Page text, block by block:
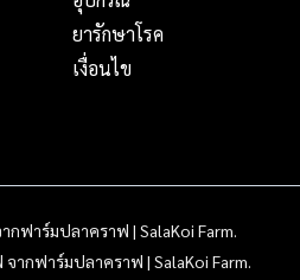
ยารักษาโรค
เงื่อนไข
ฟาร์มปลาคราฟ | SalaKoi Farm.
ากฟาร์มปลาคราฟ | SalaKoi Farm.